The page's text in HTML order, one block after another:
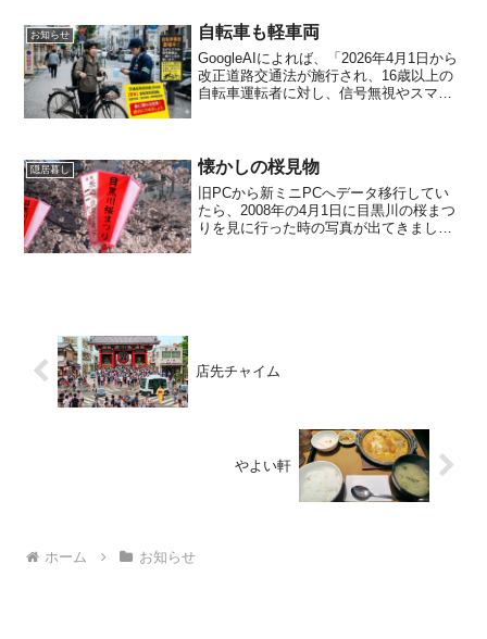
お知らせ 自転車も軽車両
GoogleAIによれば、「2026年4月1日から
改正道路交通法が施行され、16歳以上の
自転車運転者に対し、信号無視やスマホ
隠居暮し 懐かしの桜見物
旧PCから新ミニPCへデータ移行してい
たら、2008年の4月1日に目黒川の桜まつ
りを見に行った時の写真が出てきまし
店先チャイム
やよい軒
ホーム お知らせ